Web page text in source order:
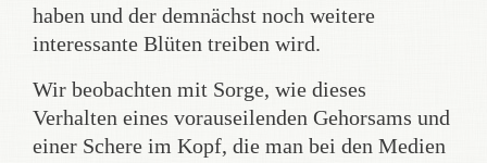
haben und der demnächst noch weitere
interessante Blüten treiben wird.
Wir beobachten mit Sorge, wie dieses
Verhalten eines vorauseilenden Gehorsams und
einer Schere im Kopf, die man bei den Medien